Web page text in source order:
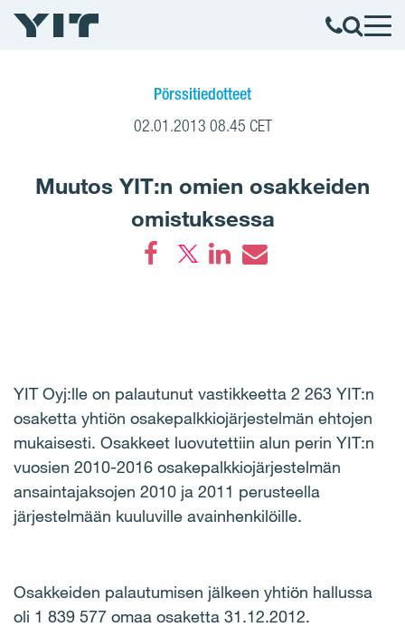
Pörssitiedotteet
02.01.2013 08.45 CET
Muutos YIT:n omien osakkeiden
omistuksessa
YIT Oyj:lle on palautunut vastikkeetta 2 263 YIT:n
osaketta yhtiön osakepalkkiojärjestelmän ehtojen
mukaisesti. Osakkeet luovutettiin alun perin YIT:n
vuosien 2010-2016 osakepalkkiojärjestelmän
ansaintajaksojen 2010 ja 2011 perusteella
järjestelmään kuuluville avainhenkilöille.
Osakkeiden palautumisen jälkeen yhtiön hallussa
oli 1 839 577 omaa osaketta 31.12.2012.